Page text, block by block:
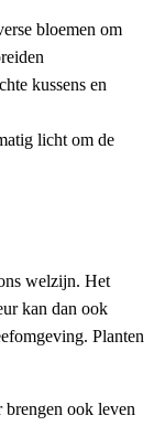
bloemen om
kussens en
licht om de
welzijn. Het
kan dan ook
Planten
brengen ook leven